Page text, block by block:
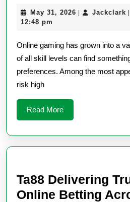
May 31, 2026 May
| Jackclark |
12:48 pm
Online gaming has grown into a
of all skill levels can find
preferences. Among the most
risk high
Read MoreRead
More
Ta88 Delivering
Online Betting